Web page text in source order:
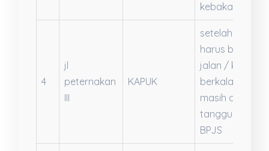
kebakaran
4
jl
peternakan
III
KAPUK
setelah operasi
harus berobat
jalan / kontrol
berkala.
masih di
tanggung oleh
BPJS